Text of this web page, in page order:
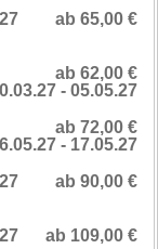
ab 65,00 €
ab 62,00 €
- 05.05.27
ab 72,00 €
- 17.05.27
ab 90,00 €
ab 109,00 €